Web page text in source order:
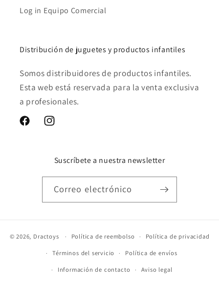
Log in Equipo Comercial
Distribución de juguetes y productos infantiles
Somos distribuidores de productos infantiles.
Esta web está reservada para la venta exclusiva
a profesionales.
FacebookInstagram
Suscríbete a nuestra newsletter
Correo electrónico
© 2026, Dractoys Política de reembolso
Política de privacidad
Términos del servicio
Política de envíos
Información de contacto
Aviso legal